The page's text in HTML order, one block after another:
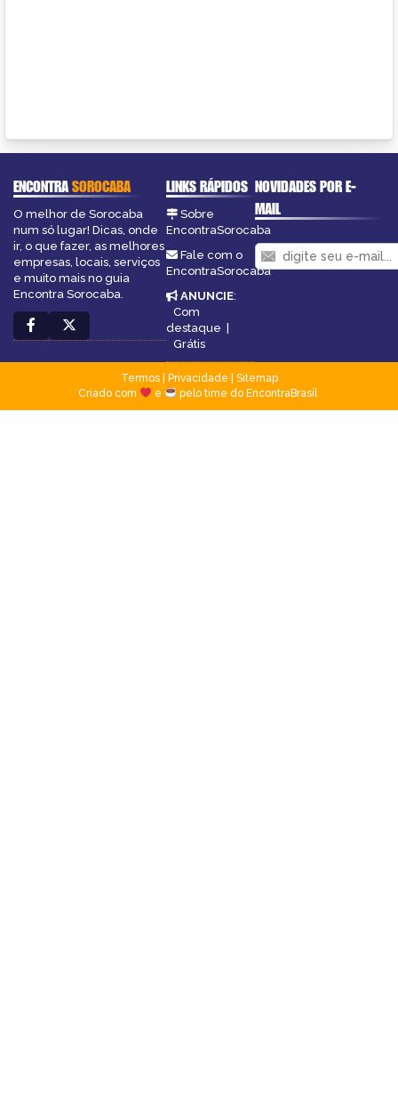
ENCONTRASOROCABA
O melhor de Sorocaba
num só lugar! Dicas, onde
ir, o que fazer, as melhores
empresas, locais, serviços
e muito mais no guia
Encontra Sorocaba.
LINKS RÁPIDOS
Sobre
EncontraSorocaba
Fale com o
EncontraSorocaba
ANUNCIE:
Com
destaque |
Grátis
NOVIDADES POR E-
MAIL
Termos| Privacidade
Sitemap
Criado com
e pelo time do EncontraBrasil